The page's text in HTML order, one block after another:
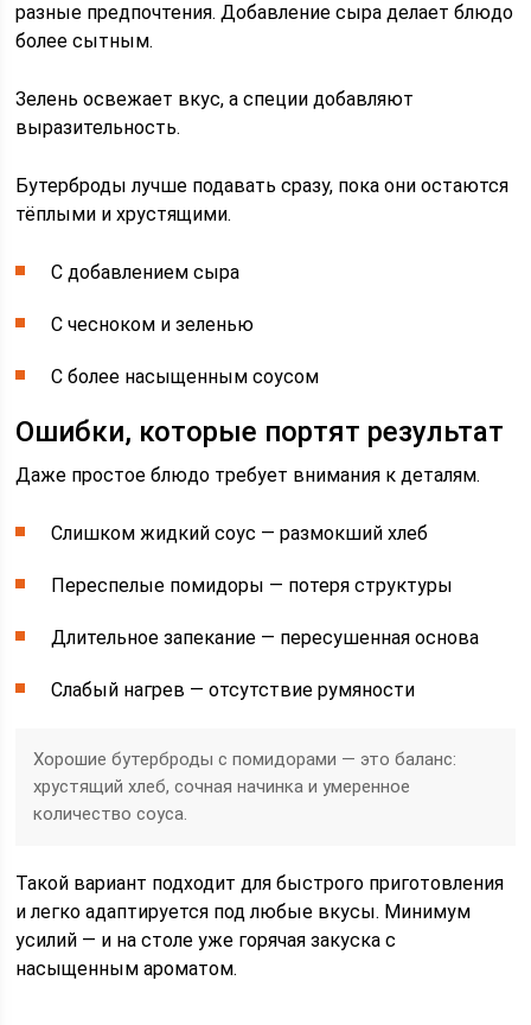
разные предпочтения. Добавление сыра делает блюдо
более сытным.
Зелень освежает вкус, а специи добавляют
выразительность.
Бутерброды лучше подавать сразу, пока они остаются
тёплыми и хрустящими.
С добавлением сыра
С чесноком и зеленью
С более насыщенным соусом
Ошибки, которые портят результат
Даже простое блюдо требует внимания к деталям.
Слишком жидкий соус — размокший хлеб
Переспелые помидоры — потеря структуры
Длительное запекание — пересушенная основа
Слабый нагрев — отсутствие румяности
Хорошие бутерброды с помидорами — это баланс:
хрустящий хлеб, сочная начинка и умеренное
количество соуса.
Такой вариант подходит для быстрого приготовления
и легко адаптируется под любые вкусы. Минимум
усилий — и на столе уже горячая закуска с
насыщенным ароматом.